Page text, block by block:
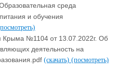
среда
и обучения
Крыма №1104 от 13.07.2022г. Об
деятельность на
(скачать) (посмотреть)